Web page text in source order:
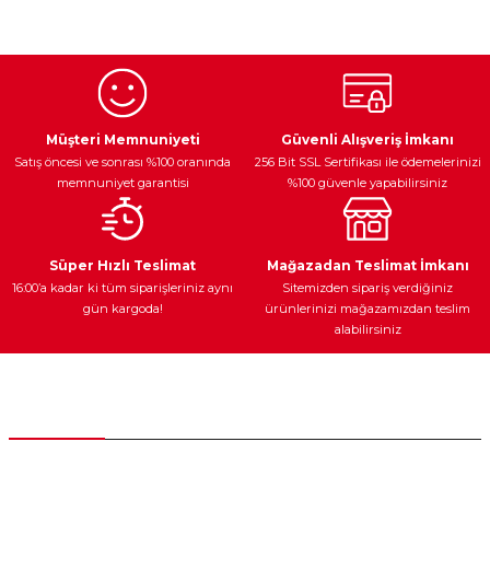
Egzoz Sistemi
Ateşleme Sistemi Araç Yağları
Müşteri Memnuniyeti
Satış öncesi ve sonrası %100 oranında
memnuniyet garantisi
Güvenli Alışveriş İmkanı
256 Bit SSL Sertifikası ile ödemelerinizi
%100 güvenle yapabilirsiniz
Süper Hızlı Teslimat
16:00’a kadar ki tüm siparişleriniz aynı
gün kargoda!
Mağazadan Teslimat İmkanı
Sitemizden sipariş verdiğiniz
ürünlerinizi mağazamızdan teslim
alabilirsiniz